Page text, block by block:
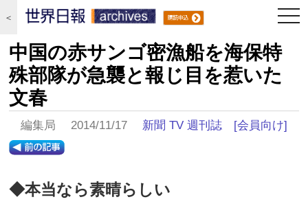
＜
中国の赤サンゴ密漁船を海保特
殊部隊が急襲と報じ目を惹いた
文春
編集局 2014/11/17 新聞 TV 週刊誌 [会員向け]
◆本当なら素晴らしい